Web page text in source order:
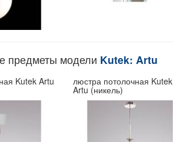
предметы модели Kutek: Artu
Kutek Artu люстра потолочная Kutek
Artu (никель)